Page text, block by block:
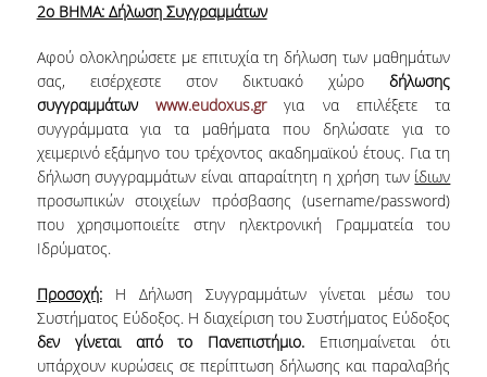
ΓΡΑΦΕΙΟ ΔΙΑΣΥΝΔΕΣΗΣ
ΝΕΑ
ΑΝΑΚΟΙΝΩΣΕΙΣ
ΠΡΟΚΗΡΥΞΕΙΣ ΑΠΟΚΤΗΣΗΣ ΑΚΑΔΗΜΑΪΚΗΣ
ΕΜΠΕΙΡΙΑΣ
ΕΚΔΗΛΩΣΕΙΣ
2ο ΒΗΜΑ: Δήλωση Συγγραμμάτων
Αφού ολοκληρώσετε με επιτυχία τη δήλωση των μαθημάτων
σας, εισέρχεστε στον δικτυακό χώροδήλωσης
συγγραμμάτων
www.eudoxus.grγια να επιλέξετε τα
συγγράμματα για τα μαθήματα που δηλώσατε για το
χειμερινό εξάμηνο του τρέχοντος ακαδημαϊκού έτους. Για τη
δήλωση συγγραμμάτων είναι απαραίτητη η χρήση των ίδιων
προσωπικών στοιχείων πρόσβασης (username/password)
που χρησιμοποιείτε στην ηλεκτρονική Γραμματεία του
Ιδρύματος.
Προσοχή:Η Δήλωση Συγγραμμάτων γίνεται μέσω του
Συστήματος Εύδοξος. Η διαχείριση του Συστήματος Εύδοξος
δεν γίνεται από το Πανεπιστήμιο. Επισημαίνεται ότι
υπάρχουν κυρώσεις σε περίπτωση δήλωσης και παραλαβής